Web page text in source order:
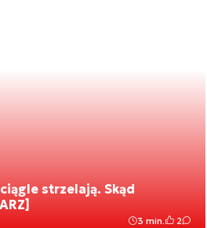
strzelają. Skąd
3 min. 2